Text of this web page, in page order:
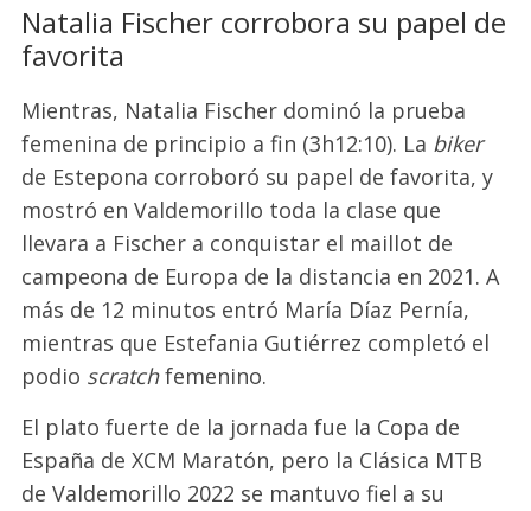
Natalia Fischer corrobora su papel de
favorita
Mientras, Natalia Fischer dominó la prueba
femenina de principio a fin (3h12:10). La biker
de Estepona corroboró su papel de favorita, y
mostró en Valdemorillo toda la clase que
llevara a Fischer a conquistar el maillot de
campeona de Europa de la distancia en 2021. A
más de 12 minutos entró María Díaz Pernía,
mientras que Estefania Gutiérrez completó el
podio scratchfemenino.
El plato fuerte de la jornada fue la Copa de
España de XCM Maratón, pero la Clásica MTB
de Valdemorillo 2022 se mantuvo fiel a su